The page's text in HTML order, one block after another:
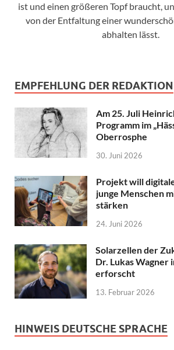
ist und einen größeren Topf braucht,
von der Entfaltung einer
abhalten lässt.
EMPFEHLUNG DER REDAKTION
Am 25. Juli
Programm im
Oberrosphe
30. Juni 2026
Projekt will
junge Menschen
stärken
24. Juni 2026
Solarzellen der
Dr. Lukas Wagner
erforscht
13. Februar 2026
HINWEIS DEUTSCHE SPRACHE